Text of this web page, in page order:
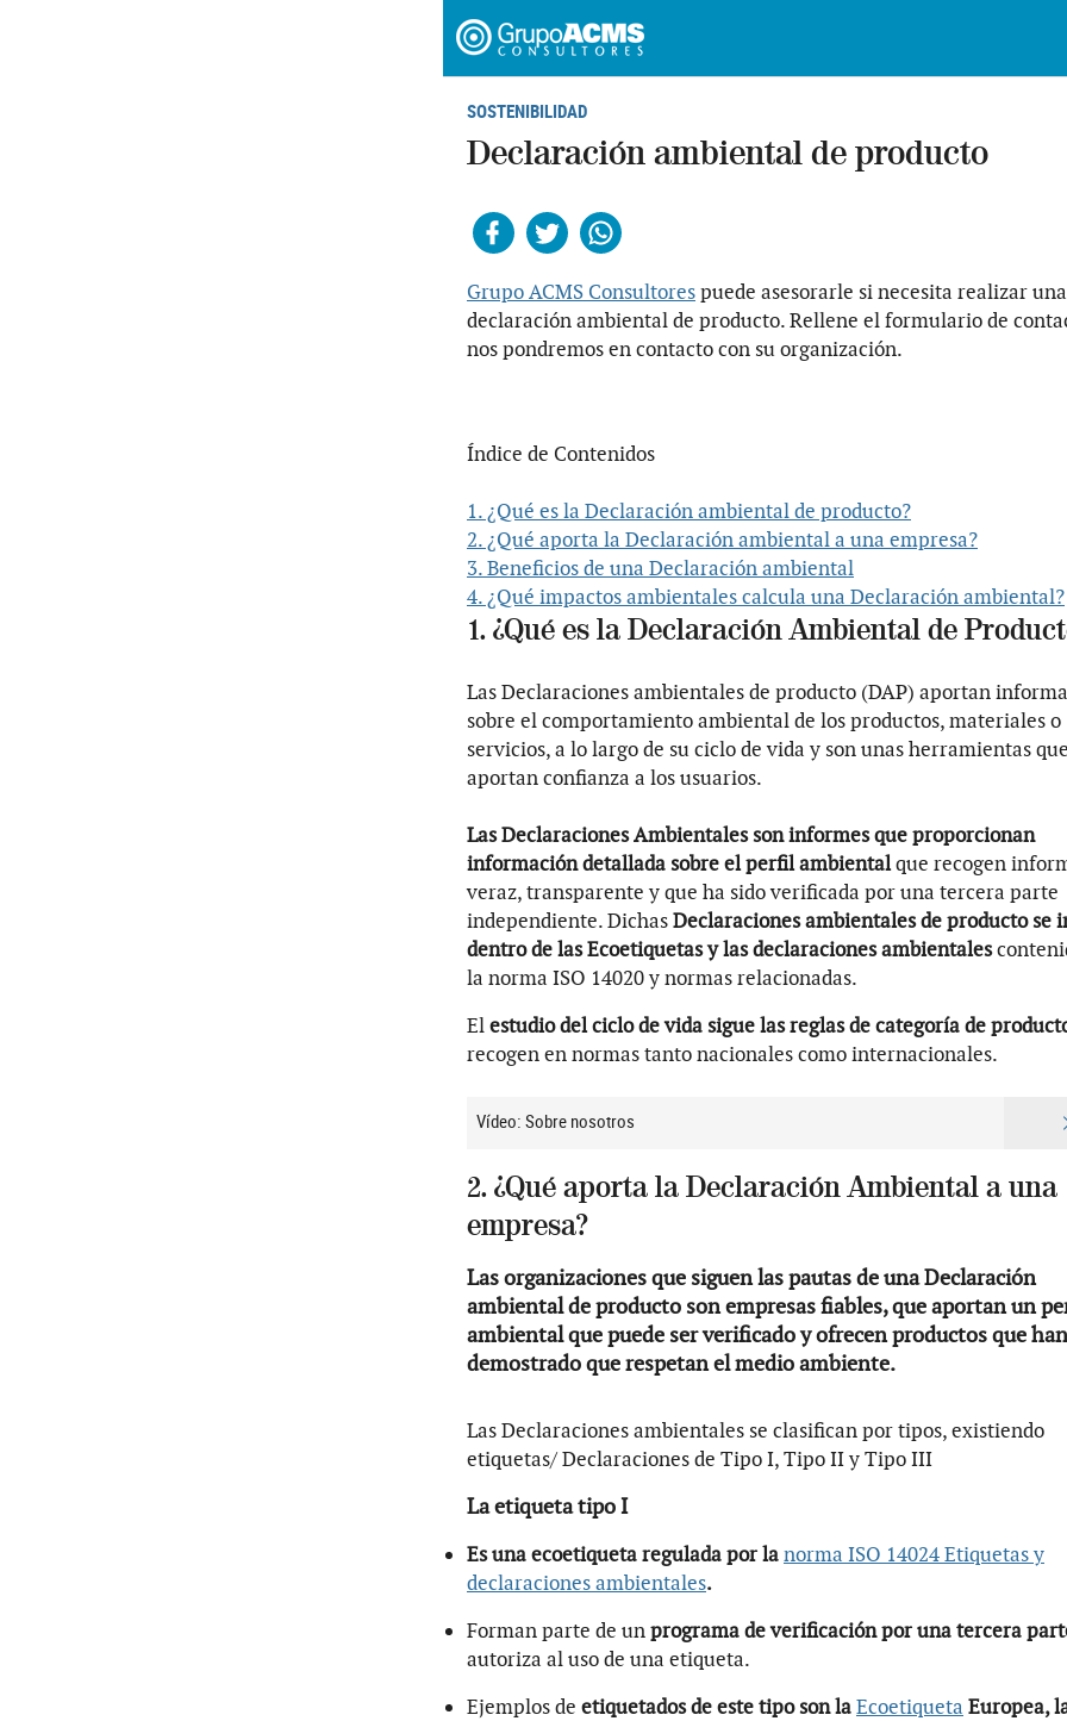
SOSTENIBILIDAD
Declaración ambiental de producto
Grupo ACMS Consultorespuede asesorarle si necesita realizar una
declaración ambiental de producto. Rellene el formulario de
nos pondremos en contacto con su organización.
Índice de Contenidos
1. ¿Qué es la Declaración ambiental de producto?
2. ¿Qué aporta la Declaración ambiental a una empresa?
3. Beneficios de una Declaración ambiental
4. ¿Qué impactos ambientales calcula una Declaración ambiental?
1. ¿Qué es la Declaración Ambiental de
Las Declaraciones ambientales de producto (DAP) aportan
sobre el comportamiento ambiental de los productos, materiales o
servicios, a lo largo de su ciclo de vida y son unas herramientas que
aportan confianza a los usuarios.
Las Declaraciones Ambientales son informes que proporcionan
información detallada sobre el perfil ambientalque recogen
veraz, transparente y que ha sido verificada por una tercera parte
independiente. DichasDeclaraciones ambientales de producto se
dentro de las Ecoetiquetas y las declaraciones ambientales
la norma ISO 14020 y normas relacionadas.
Elestudio del ciclo de vida sigue las reglas de categoría de
recogen en normas tanto nacionales como internacionales.
Vídeo: Sobre nosotros
2. ¿Qué aporta la Declaración Ambiental a una
empresa?
Las organizaciones que siguen las pautas de una Declaración
ambiental de producto son empresas fiables, que aportan un
ambiental que puede ser verificado y ofrecen productos que han
demostrado que respetan el medio ambiente.
Las Declaraciones ambientales se clasifican por tipos, existiendo
etiquetas/ Declaraciones de Tipo I, Tipo II y Tipo III
La etiqueta tipo I
Es una ecoetiqueta regulada por lanorma ISO 14024 Etiquetas y
declaraciones ambientales.
Forman parte de unprograma de verificación por una tercera
autoriza al uso de una etiqueta.
Ejemplos de etiquetados de este tipo son laEcoetiqueta Europea,